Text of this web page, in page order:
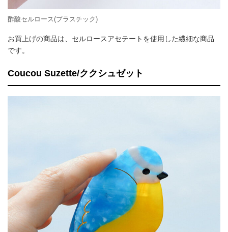
酢酸セルロース(プラスチック)
お買上げの商品は、セルロースアセテートを使用した繊細な商品
です。
Coucou Suzette/ククシュゼット